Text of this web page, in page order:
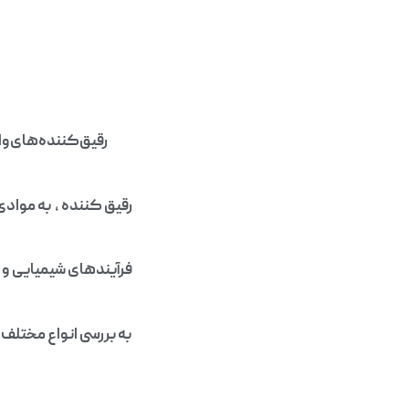
رقیق کننده‌ ، به
فرآیندهای شیمیایی
به بررسی انواع